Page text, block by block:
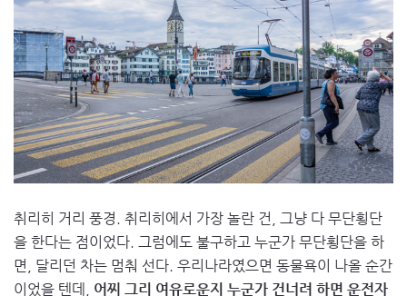
취리히 거리 풍경. 취리히에서 가장 놀란 건, 그냥 다 무단횡단
을 한다는 점이었다. 그럼에도 불구하고 누군가 무단횡단을 하
면, 달리던 차는 멈춰 선다. 우리나라였으면 동물욕이 나올 순간
이었을 텐데,
어찌 그리 여유로운지 누군가 건너려 하면 운전자